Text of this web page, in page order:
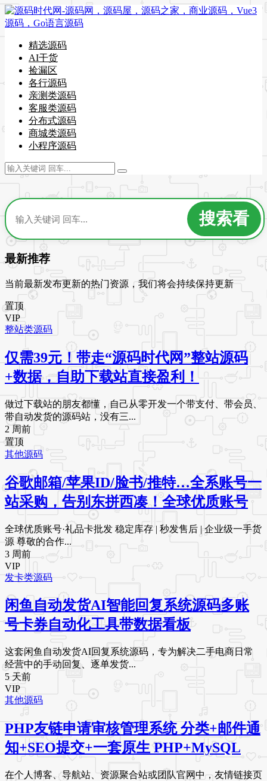
精选源码
AI干货
捡漏区
各行源码
亲测类源码
客服类源码
分布式源码
商城类源码
小程序源码
最新推荐
当前最新发布更新的热门资源，我们将会持续保持更新
置顶
VIP
整站类源码
仅需39元！带走“源码时代网”整站源码
+数据，自助下载站直接盈利！
做过下载站的朋友都懂，自己从零开发一个带支付、带会员、
带自动发货的源码站，没有三...
2 周前
置顶
其他源码
谷歌邮箱/苹果ID/脸书/推特…全系账号一
站采购，告别东拼西凑！全球优质账号
全球优质账号·礼品卡批发 稳定库存 | 秒发售后 | 企业级一手货
源 尊敬的合作...
3 周前
VIP
发卡类源码
闲鱼自动发货AI智能回复系统源码多账
号卡券自动化工具带数据看板
这套闲鱼自动发货AI回复系统源码，专为解决二手电商日常
经营中的手动回复、逐单发货...
5 天前
VIP
其他源码
PHP友链申请审核管理系统 分类+邮件通
知+SEO提交+一套原生 PHP+MySQL
在个人博客、导航站、资源聚合站或团队官网中，友情链接页